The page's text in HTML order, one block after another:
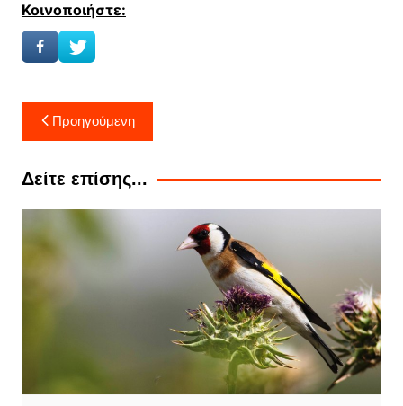
Κοινοποιήστε:
Πλοήγηση
άρθρων
Προηγούμενη
Δείτε επίσης...